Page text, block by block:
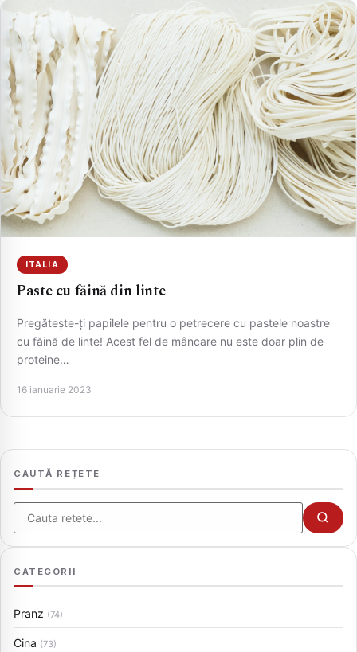
ITALIA
Paste cu făină din linte
Pregătește-ți papilele pentru o petrecere cu pastele noastre
cu făină de linte! Acest fel de mâncare nu este doar plin de
proteine…
16 ianuarie 2023
CAUTĂ REȚETE
Cauta
CATEGORII
Pranz (74)
Cina (73)